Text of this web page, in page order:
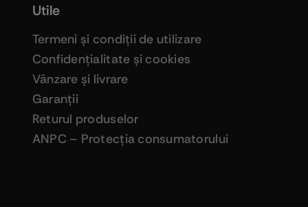
Utile
Termeni şi condiţii de utilizare
Confidenţialitate şi cookies
Vânzare şi livrare
Garanţii
Returul produselor
ANPC – Protecţia consumatorului